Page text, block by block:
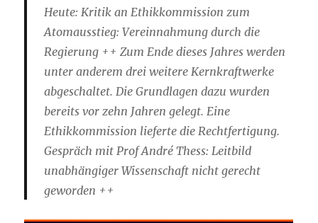
Heute: Kritik an Ethikkommission zum
Atomausstieg: Vereinnahmung durch die
Regierung ++ Zum Ende dieses Jahres werden
unter anderem drei weitere Kernkraftwerke
abgeschaltet. Die Grundlagen dazu wurden
bereits vor zehn Jahren gelegt. Eine
Ethikkommission lieferte die Rechtfertigung.
Gespräch mit Prof André Thess: Leitbild
unabhängiger Wissenschaft nicht gerecht
geworden ++